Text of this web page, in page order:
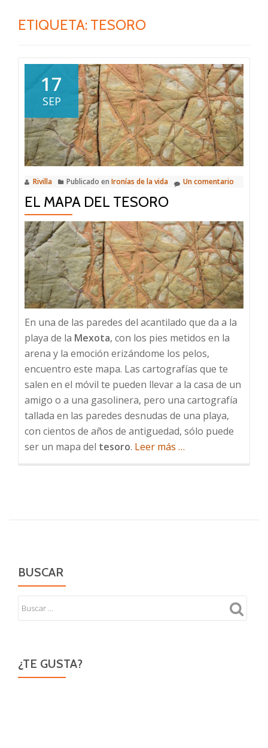
ETIQUETA: TESORO
17
SEP
Rivilla Publicado en Ironías de la vida Un comentario
EL MAPA DEL TESORO
En una de las paredes del acantilado que da a la
playa de la Mexota, con los pies metidos en la
arena y la emoción erizándome los pelos,
encuentro este mapa. Las cartografías que te
salen en el móvil te pueden llevar a la casa de un
amigo o a una gasolinera, pero una cartografía
tallada en las paredes desnudas de una playa,
con cientos de años de antiguedad, sólo puede
ser un mapa del tesoro. Leer más acerca
tesoro
…
BUSCAR
¿TE GUSTA?